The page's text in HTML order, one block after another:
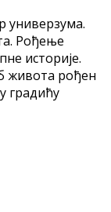
универзума.
Рођење
историје.
живота рођен
градићу